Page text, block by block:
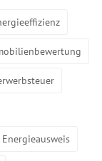
Energieausweis